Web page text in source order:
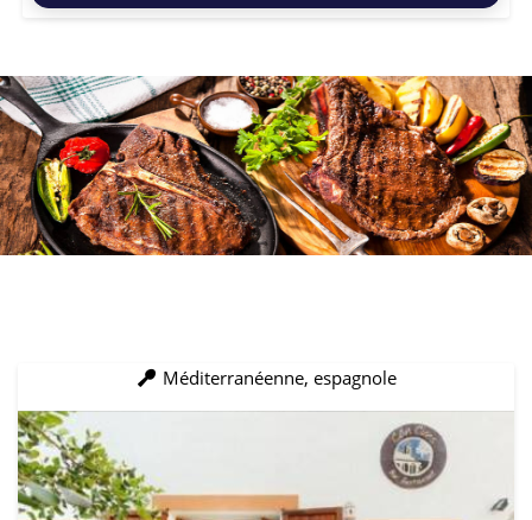
Méditerranéenne, espagnole